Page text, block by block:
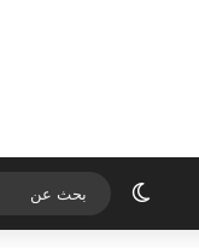
الوضع المظلم